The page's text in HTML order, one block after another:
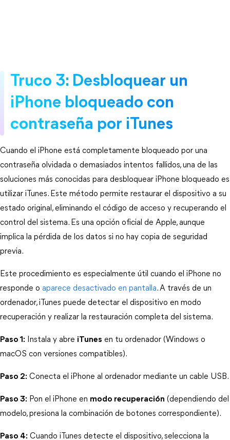
Truco 3: Desbloquear un
iPhone bloqueado con
contraseña por iTunes
Cuando el iPhone está completamente bloqueado por una
contraseña olvidada o demasiados intentos fallidos, una de las
soluciones más conocidas para desbloquear iPhone bloqueado es
utilizar iTunes. Este método permite restaurar el dispositivo a su
estado original, eliminando el código de acceso y recuperando el
control del sistema. Es una opción oficial de Apple, aunque
implica la pérdida de los datos si no hay copia de seguridad
previa.
Este procedimiento es especialmente útil cuando el iPhone no
responde o aparece desactivado en pantalla. A través de un
ordenador, iTunes puede detectar el dispositivo en modo
recuperación y realizar la restauración completa del sistema.
Paso 1: Instala y abre iTunes en tu ordenador (Windows o
macOS con versiones compatibles).
Paso 2: Conecta el iPhone al ordenador mediante un cable USB.
Paso 3: Pon el iPhone en modo recuperación (dependiendo del
modelo, presiona la combinación de botones correspondiente).
Paso 4: Cuando iTunes detecte el dispositivo, selecciona la